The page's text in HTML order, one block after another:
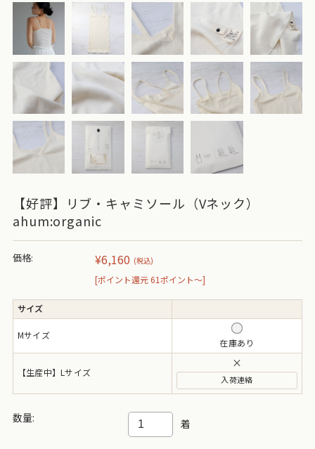
【好評】リブ・キャミソール（Vネック）
ahum:organic
価格: ¥6,160 (税込)
[ポイント還元 61ポイント～]
サイズ
Mサイズ
在庫あり
【生産中】Lサイズ
×
数量: 着